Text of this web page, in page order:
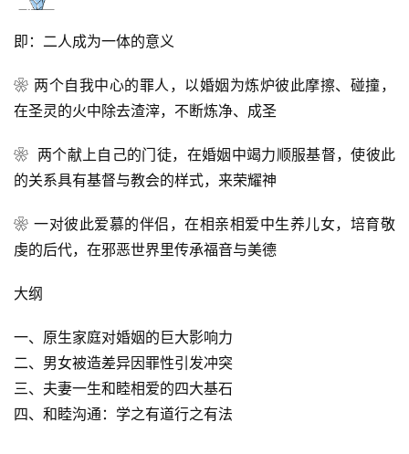
即：二人成为一体的意义
❀ 两个自我中心的罪人，以婚姻为炼炉彼此摩擦、碰撞，
在圣灵的火中除去渣滓，不断炼净、成圣
❀ 两个献上自己的门徒，在婚姻中竭力顺服基督，使彼此
的关系具有基督与教会的样式，来荣耀神
❀ 一对彼此爱慕的伴侣，在相亲相爱中生养儿女，培育敬
虔的后代，在邪恶世界里传承福音与美德
大纲
一、原生家庭对婚姻的巨大影响力
二、男女被造差异因罪性引发冲突
三、夫妻一生和睦相爱的四大基石
四、和睦沟通：学之有道行之有法